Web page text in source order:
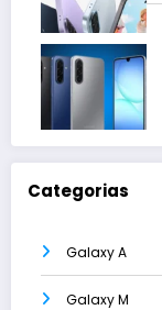
Categorias
Galaxy A
Galaxy M